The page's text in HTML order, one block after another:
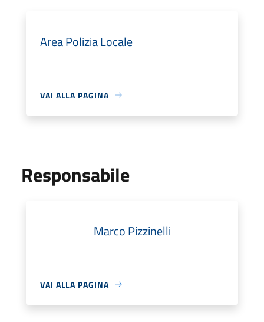
Area Polizia Locale
VAI ALLA PAGINA
Responsabile
Marco Pizzinelli
VAI ALLA PAGINA